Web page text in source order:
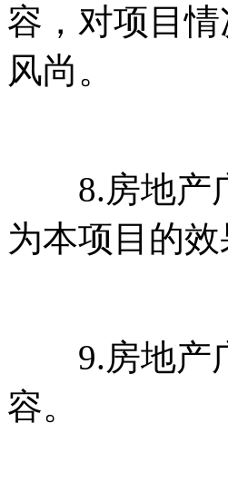
容，对项目情
风尚。
8.房地产广
为本项目的效果
9.房地产广
容。